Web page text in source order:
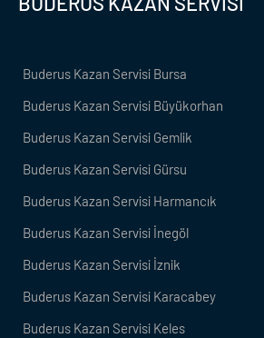
Buderus Kazan Servisi Bursa
Buderus Kazan Servisi Büyükorhan
Buderus Kazan Servisi Gemlik
Buderus Kazan Servisi Gürsu
Buderus Kazan Servisi Harmancık
Buderus Kazan Servisi İnegöl
Buderus Kazan Servisi İznik
Buderus Kazan Servisi Karacabey
Buderus Kazan Servisi Keles